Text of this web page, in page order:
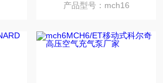
产品型号：mch16